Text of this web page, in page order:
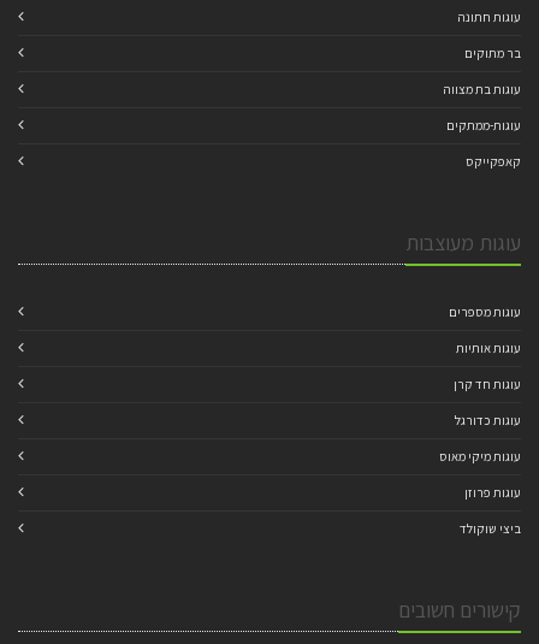
עוגות חתונה
בר מתוקים
עוגות בת מצווה
עוגות-ממתקים
קאפקייקס
עוגות מעוצבות
עוגות מספרים
עוגות אותיות
עוגות חד קרן
עוגות כדורגל
עוגות מיקי מאוס
עוגות פרוזן
ביצי שוקולד
קישורים חשובים